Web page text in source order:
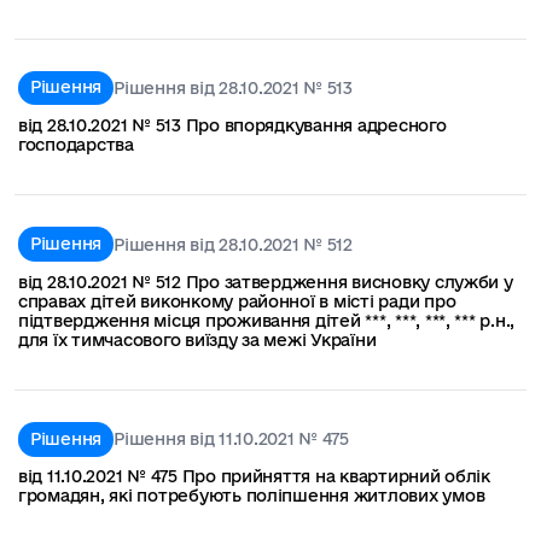
Рішення
Рішення від 28.10.2021 № 513
від 28.10.2021 № 513 Про впорядкування адресного
господарства
Рішення
Рішення від 28.10.2021 № 512
від 28.10.2021 № 512 Про затвердження висновку служби у
справах дітей виконкому районної в місті ради про
підтвердження місця проживання дітей ***, ***, ***, *** р.н.,
для їх тимчасового виїзду за межі України
Рішення
Рішення від 11.10.2021 № 475
від 11.10.2021 № 475 Про прийняття на квартирний облік
громадян, які потребують поліпшення житлових умов